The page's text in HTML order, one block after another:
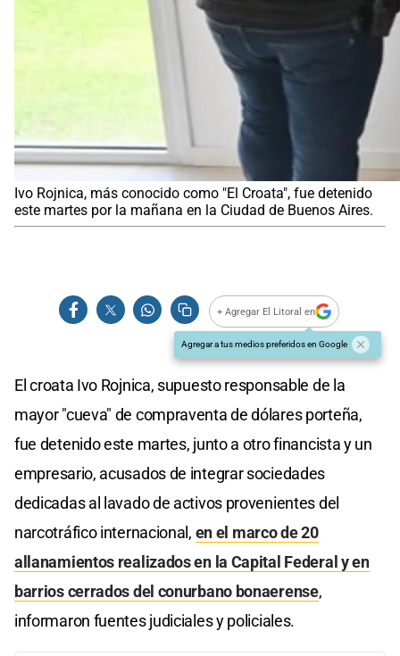
Ivo Rojnica, más conocido como "El Croata", fue detenido
este martes por la mañana en la Ciudad de Buenos Aires.
+ Agregar El Litoral en
Agregar a tus medios preferidos en Google
El croata Ivo Rojnica, supuesto responsable de la
mayor "cueva" de compraventa de dólares porteña,
fue detenido este martes, junto a otro financista y un
empresario, acusados de integrar sociedades
dedicadas al lavado de activos provenientes del
narcotráfico internacional, en el marco de 20
allanamientos realizados en la Capital Federal y en
barrios cerrados del conurbano bonaerense,
informaron fuentes judiciales y policiales.